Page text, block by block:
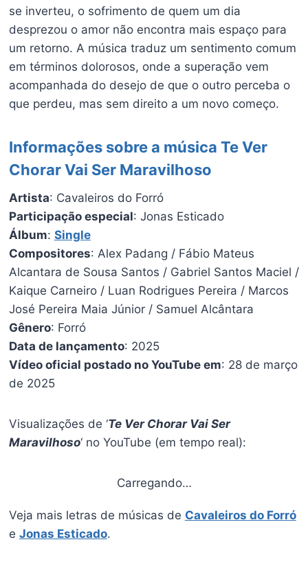
se inverteu, o sofrimento de quem um dia
desprezou o amor não encontra mais espaço para
um retorno. A música traduz um sentimento comum
em términos dolorosos, onde a superação vem
acompanhada do desejo de que o outro perceba o
que perdeu, mas sem direito a um novo começo.
Informações sobre a música Te Ver
Chorar Vai Ser Maravilhoso
Artista: Cavaleiros do Forró
Participação especial: Jonas Esticado
Álbum: Single
Compositores: Alex Padang / Fábio Mateus
Alcantara de Sousa Santos / Gabriel Santos Maciel /
Kaique Carneiro / Luan Rodrigues Pereira / Marcos
José Pereira Maia Júnior / Samuel Alcântara
Gênero: Forró
Data de lançamento: 2025
Vídeo oficial postado no YouTube em: 28 de março
de 2025
Visualizações de ‘Te Ver Chorar Vai Ser
Maravilhoso‘ no YouTube (em tempo real):
Carregando…
Veja mais letras de músicas de Cavaleiros do Forró
e Jonas Esticado.